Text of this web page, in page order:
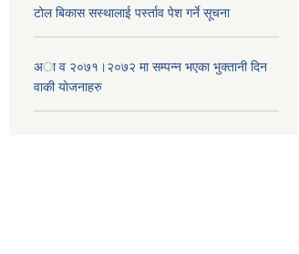
टोल बिकास स‌स्थालाई प‌र्स्ताव पेश गर्ने सूचना
अा‍ व २०७१।२०७२ मा सम्पन्न भएका भुक्तानी दिन
वा‌की याेजनाहरु